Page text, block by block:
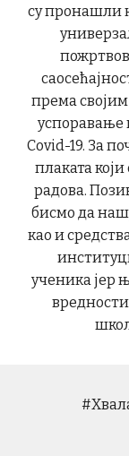
су пронашли
према
успоравање
Covid-19. За
плаката
радова.
бисмо да
као и
ученика јер
вредности